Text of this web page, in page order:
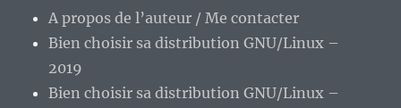
A propos de l’auteur / Me contacter
Bien choisir sa distribution GNU/Linux –
2019
Bien choisir sa distribution GNU/Linux –